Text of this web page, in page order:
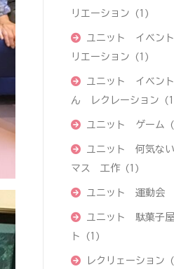
リエーション
(1)
ユニット イベン
リエーション
(1)
ユニット イベン
ん レクレーション
ユニット ゲーム
ユニット 何気な
マス 工作 (1)
ユニット 運動会
ユニット 駄菓子
ト
(1)
レクリェーション